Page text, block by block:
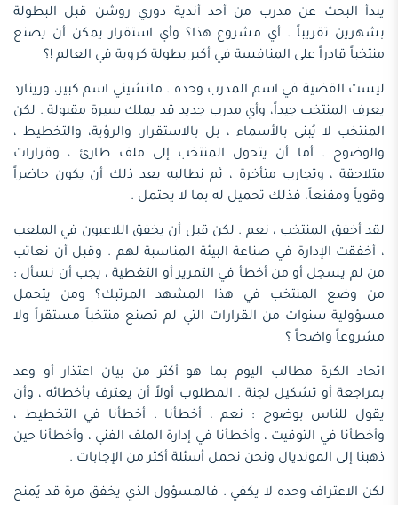
يبدأ البحث عن مدرب من أحد أندية دوري روشن قبل البطولة
بشهرين تقريباً . أي مشروع هذا؟ وأي استقرار يمكن أن يصنع
منتخباً قادراً على المنافسة في أكبر بطولة كروية في العالم !؟
ليست القضية في اسم المدرب وحده . مانشيني اسم كبير، ورينارد
يعرف المنتخب جيداً، وأي مدرب جديد قد يملك سيرة مقبولة . لكن
المنتخب لا يُبنى بالأسماء ، بل بالاستقرار، والرؤية، والتخطيط ،
والوضوح . أما أن يتحول المنتخب إلى ملف طارئ ، وقرارات
متلاحقة ، وتجارب متأخرة ، ثم نطالبه بعد ذلك أن يكون حاضراً
وقوياً ومقنعاً، فذلك تحميل له بما لا يحتمل .
لقد أخفق المنتخب ، نعم . لكن قبل أن يخفق اللاعبون في الملعب
، أخفقت الإدارة في صناعة البيئة المناسبة لهم . وقبل أن نعاتب
من لم يسجل أو من أخطأ في التمرير أو التغطية ، يجب أن نسأل :
من وضع المنتخب في هذا المشهد المرتبك؟ ومن يتحمل
مسؤولية سنوات من القرارات التي لم تصنع منتخباً مستقراً ولا
مشروعاً واضحاً ؟
اتحاد الكرة مطالب اليوم بما هو أكثر من بيان اعتذار أو وعد
بمراجعة أو تشكيل لجنة . المطلوب أولاً أن يعترف بأخطائه ، وأن
يقول للناس بوضوح : نعم ، أخطأنا . أخطأنا في التخطيط ،
وأخطأنا في التوقيت ، وأخطأنا في إدارة الملف الفني ، وأخطأنا حين
ذهبنا إلى المونديال ونحن نحمل أسئلة أكثر من الإجابات .
لكن الاعتراف وحده لا يكفي . فالمسؤول الذي يخفق مرة قد يُمنح